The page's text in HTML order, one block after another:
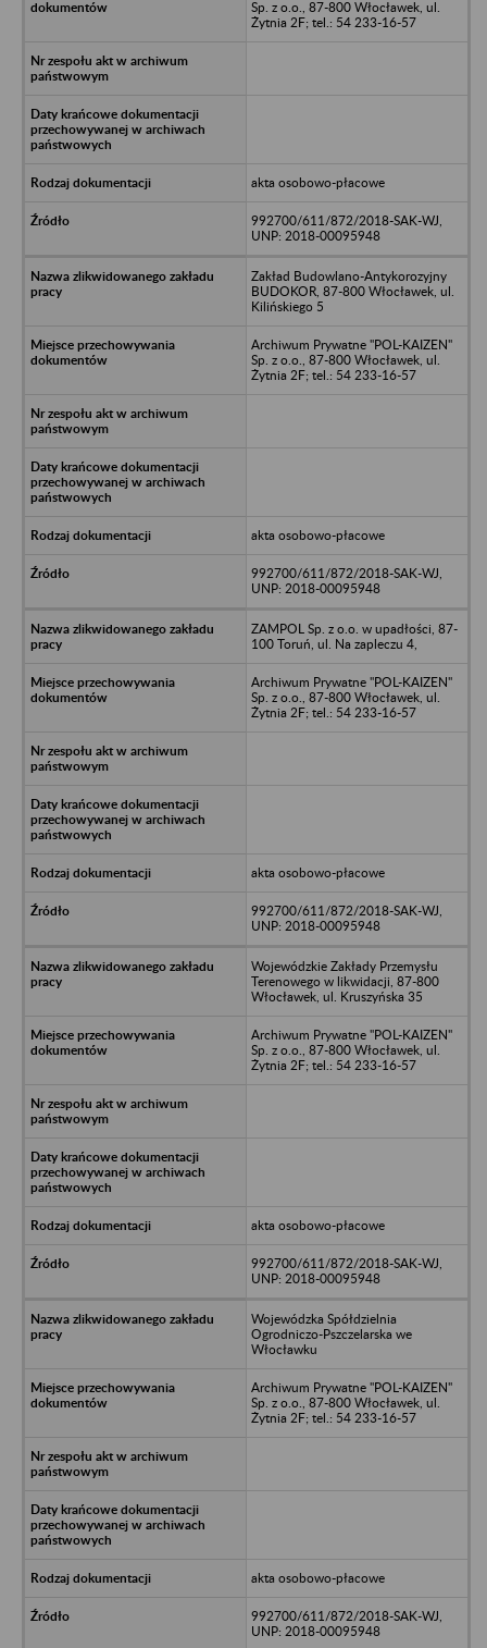
Sp. z o.o., 87-800 Włocławek, ul.
Żytnia 2F; tel.: 54 233-16-57
akta osobowo-płacowe
992700/611/872/2018-SAK-WJ,
UNP: 2018-00095948
Zakład Budowlano-Antykorozyjny
BUDOKOR, 87-800 Włocławek, ul.
Kilińskiego 5
Archiwum Prywatne "POL-KAIZEN"
Sp. z o.o., 87-800 Włocławek, ul.
Żytnia 2F; tel.: 54 233-16-57
akta osobowo-płacowe
992700/611/872/2018-SAK-WJ,
UNP: 2018-00095948
ZAMPOL Sp. z o.o. w upadłości, 87-
100 Toruń, ul. Na zapleczu 4,
Archiwum Prywatne "POL-KAIZEN"
Sp. z o.o., 87-800 Włocławek, ul.
Żytnia 2F; tel.: 54 233-16-57
akta osobowo-płacowe
992700/611/872/2018-SAK-WJ,
UNP: 2018-00095948
Wojewódzkie Zakłady Przemysłu
Terenowego w likwidacji, 87-800
Włocławek, ul. Kruszyńska 35
Archiwum Prywatne "POL-KAIZEN"
Sp. z o.o., 87-800 Włocławek, ul.
Żytnia 2F; tel.: 54 233-16-57
akta osobowo-płacowe
992700/611/872/2018-SAK-WJ,
UNP: 2018-00095948
Wojewódzka Spółdzielnia
Ogrodniczo-Pszczelarska we
Włocławku
Archiwum Prywatne "POL-KAIZEN"
Sp. z o.o., 87-800 Włocławek, ul.
Żytnia 2F; tel.: 54 233-16-57
akta osobowo-płacowe
992700/611/872/2018-SAK-WJ,
UNP: 2018-00095948